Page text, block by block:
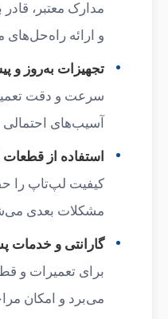
مدارک معتبر،
و ارائه
تجهیزات به‌روز و
سرعت و دقت
آسیب‌های
استفاده از قطعات
کیفیت لپ‌تاپ را
مشکلات بعدی
گارانتی و خدمات
برای تعمیرات و
می‌برد و امکان